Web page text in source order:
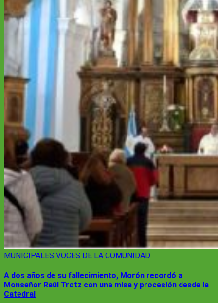
MUNICIPALES VOCES DE LA COMUNIDAD
A dos años de su fallecimiento, Morón recordó a
Monseñor Raúl Trotz con una misa y procesión desde la
Catedral